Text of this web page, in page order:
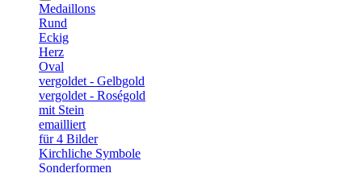
Medaillons
Rund
Eckig
Herz
Oval
vergoldet - Gelbgold
vergoldet - Roségold
mit Stein
emailliert
für 4 Bilder
Kirchliche Symbole
Sonderformen